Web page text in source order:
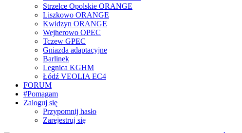
Strzelce Opolskie ORANGE
Liszkowo ORANGE
Kwidzyn ORANGE
Wejherowo OPEC
Tczew GPEC
Gniazda adaptacyjne
Barlinek
Legnica KGHM
Łódź VEOLIA EC4
FORUM
#Pomagam
Zaloguj się
Przypomnij hasło
Zarejestruj się